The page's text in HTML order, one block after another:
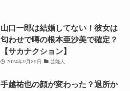
山口一郎は結婚してない！彼女は
匂わせで噂の根本亜沙美で確定？
【サカナクション】
2024年9月29日 芸能人
手越祐也の顔が変わった？退所か